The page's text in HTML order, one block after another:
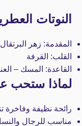
النوتات
المقدمة: زهر البرتقال
القلب: القرفة
القاعدة: المسك –
لماذا ستحب
رائحة نظيفة وفاخرة
مناسب للرجال